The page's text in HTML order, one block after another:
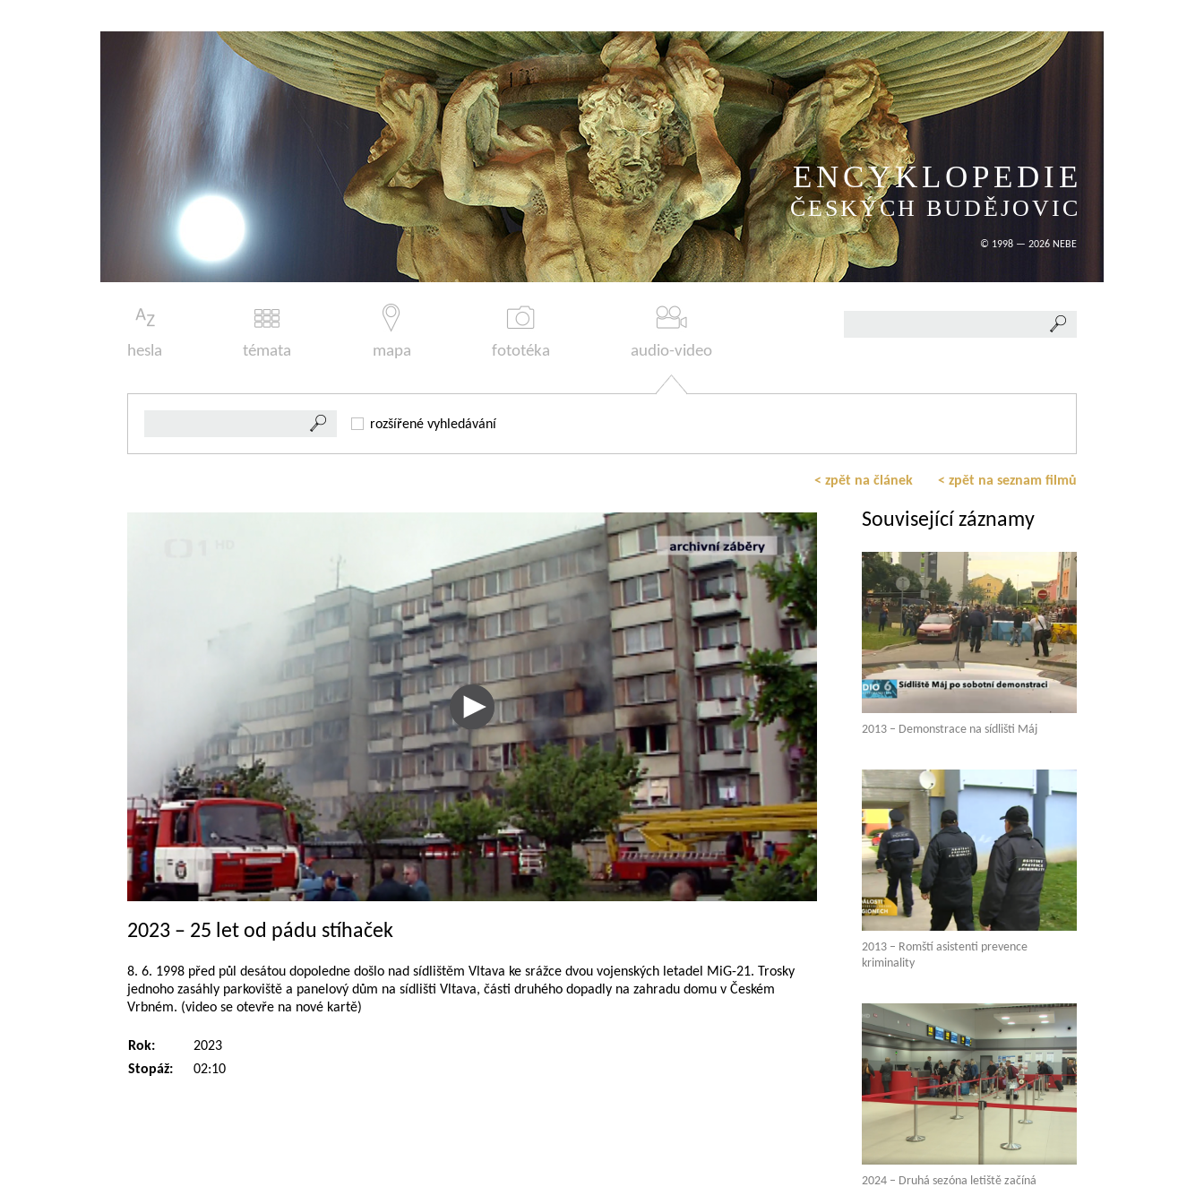
ENCYKLOPEDIE
ČESKÝCH BUDĚJOVIC
© 1998 — 2026 NEBE
hesla témata mapa fototéka audio-video
rozšířené vyhledávání
< zpět na článek < zpět na seznam filmů
2023 – 25 let od pádu stíhaček
8. 6. 1998 před půl desátou dopoledne došlo nad sídlištěm Vltava ke srážce dvou vojenských letadel MiG-21. Trosky
jednoho zasáhly parkoviště a panelový dům na sídlišti Vltava, části druhého dopadly na zahradu domu v Českém
Vrbném. (video se otevře na nové kartě)
Rok:
2023
Stopáž:
02:10
Související záznamy
2013 – Demonstrace na sídlišti Máj
2013 – Romští asistenti prevence
kriminality
2024 – Druhá sezóna letiště začíná